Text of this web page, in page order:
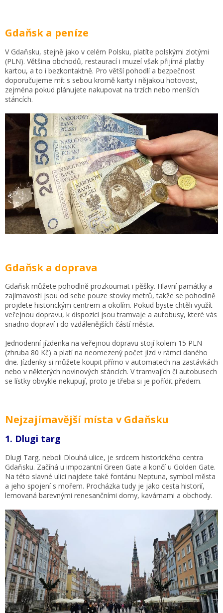
Gdaňsk a peníze
V Gdaňsku, stejně jako v celém Polsku, platíte polskými zlotými
(PLN). Většina obchodů, restaurací i muzeí však přijímá platby
kartou, a to i bezkontaktně. Pro větší pohodlí a bezpečnost
doporučujeme mít s sebou kromě karty i nějakou hotovost,
zejména pokud plánujete nakupovat na trzích nebo menších
stáncích.
Gdaňsk a doprava
Gdaňsk můžete pohodlně prozkoumat i pěšky. Hlavní památky a
zajímavosti jsou od sebe pouze stovky metrů, takže se pohodlně
projdete historickým centrem a okolím. Pokud byste chtěli využít
veřejnou dopravu, k dispozici jsou tramvaje a autobusy, které vás
snadno dopraví i do vzdálenějších částí města.
Jednodenní jízdenka na veřejnou dopravu stojí kolem 15 PLN
(zhruba 80 Kč) a platí na neomezený počet jízd v rámci daného
dne. Jízdenky si můžete koupit přímo v automatech na zastávkách
nebo v některých novinových stáncích. V tramvajích či autobusech
se lístky obvykle nekupují, proto je třeba si je pořídit předem.
Nejzajímavější místa v Gdaňsku
1. Dlugi targ
Dlugi Targ, neboli Dlouhá ulice, je srdcem historického centra
Gdaňsku. Začíná u impozantní Green Gate a končí u Golden Gate.
Na této slavné ulici najdete také fontánu Neptuna, symbol města
a jeho spojení s mořem. Procházka tudy je jako cesta historií,
lemovaná barevnými renesančními domy, kavárnami a obchody.